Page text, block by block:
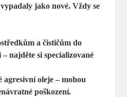
jako nové. Vždy se
a čističům do
– najděte si specializované
agresivní oleje – mohou
poškození.